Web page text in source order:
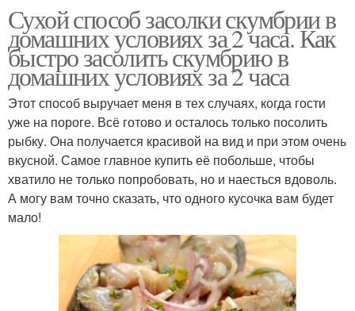
Сухой способ засолки скумбрии в
домашних условиях за 2 часа. Как
быстро засолить скумбрию в
домашних условиях за 2 часа
Этот способ выручает меня в тех случаях, когда гости
уже на пороге. Всё готово и осталось только посолить
рыбку. Она получается красивой на вид и при этом очень
вкусной. Самое главное купить её побольше, чтобы
хватило не только попробовать, но и наесться вдоволь.
А могу вам точно сказать, что одного кусочка вам будет
мало!